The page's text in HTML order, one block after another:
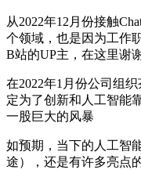
从2022年12月份接触
个领域，也是因为工作
B站的UP主，在这里谢
在2022年1月份公司组
定为了创新和人工智能
一股巨大的风暴
如预期，当下的人工智
途），还是有许多亮点